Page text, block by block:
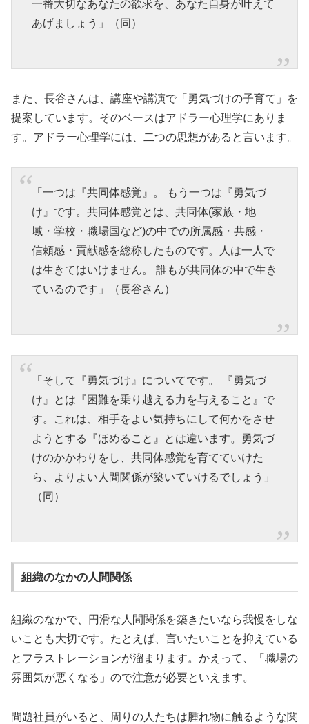
一番大切なあなたの欲求を、あなた自身が叶えて
あげましょう」（同）
また、長谷さんは、講座や講演で「勇気づけの子育て」を
提案しています。そのベースはアドラー心理学にありま
す。アドラー心理学には、二つの思想があると言います。
「一つは『共同体感覚』。 もう一つは『勇気づ
け』です。共同体感覚とは、共同体(家族・地
域・学校・職場国など)の中での所属感・共感・
信頼感・貢献感を総称したものです。人は一人で
は生きてはいけません。 誰もが共同体の中で生き
ているのです」（長谷さん）
「そして『勇気づけ』についてです。 『勇気づ
け』とは『困難を乗り越える力を与えること』で
す。これは、相手をよい気持ちにして何かをさせ
ようとする『ほめること』とは違います。勇気づ
けのかかわりをし、共同体感覚を育てていけた
ら、よりよい人間関係が築いていけるでしょう」
（同）
組織のなかの人間関係
組織のなかで、円滑な人間関係を築きたいなら我慢をしな
いことも大切です。たとえば、言いたいことを抑えている
とフラストレーションが溜まります。かえって、「職場の
雰囲気が悪くなる」ので注意が必要といえます。
問題社員がいると、周りの人たちは腫れ物に触るような関